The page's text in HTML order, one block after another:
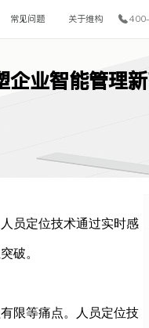
常见问题 关于维构
业智能管理
员定位技术通过实时感
破。
限等痛点。人员定位技